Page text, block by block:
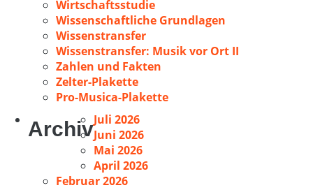
Wirtschaftsstudie
Wissenschaftliche Grundlagen
Wissenstransfer
Wissenstransfer: Musik vor Ort II
Zahlen und Fakten
Zelter-Plakette
Pro-Musica-Plakette
ArchivJuli 2026
Juni 2026
Mai 2026
April 2026
Februar 2026